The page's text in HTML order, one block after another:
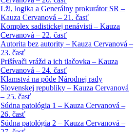
Lži, logika a Generálny prokurátor SR –
Kauza Cervanová – 21. časť
Komplex sadistickej nenávisti – Kauza
Cervanová – 22. časť
Autorita bez autority – Kauza Cervanová –
23. časť
Prišívači vrážd a ich tlačovka – Kauza
Cervanová – 24. časť
Klamstvá na pôde Národnej rady
Slovenskej republiky – Kauza Cervanová
– 25. časť
Súdna patológia 1 – Kauza Cervanová –
26. časť
Súdna patológia 2 – Kauza Cervanová –